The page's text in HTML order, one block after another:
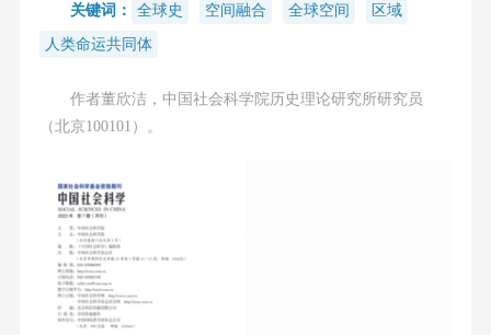
关键词：
全球史 空间融合 全球空间 区域
人类命运共同体
作者董欣洁，中国社会科学院历史理论研究所研究员
（北京100101）。